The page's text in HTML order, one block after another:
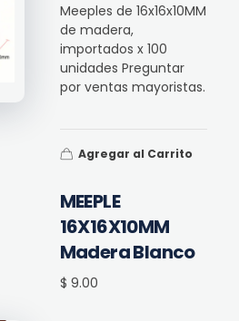
MEEPLE
16X16X10MM
Madera Blanco
$ 9.00
Meeples de 16x16x10MM
de madera,
importados x 100
unidades Preguntar
por ventas mayoristas.
Agregar al Carrito